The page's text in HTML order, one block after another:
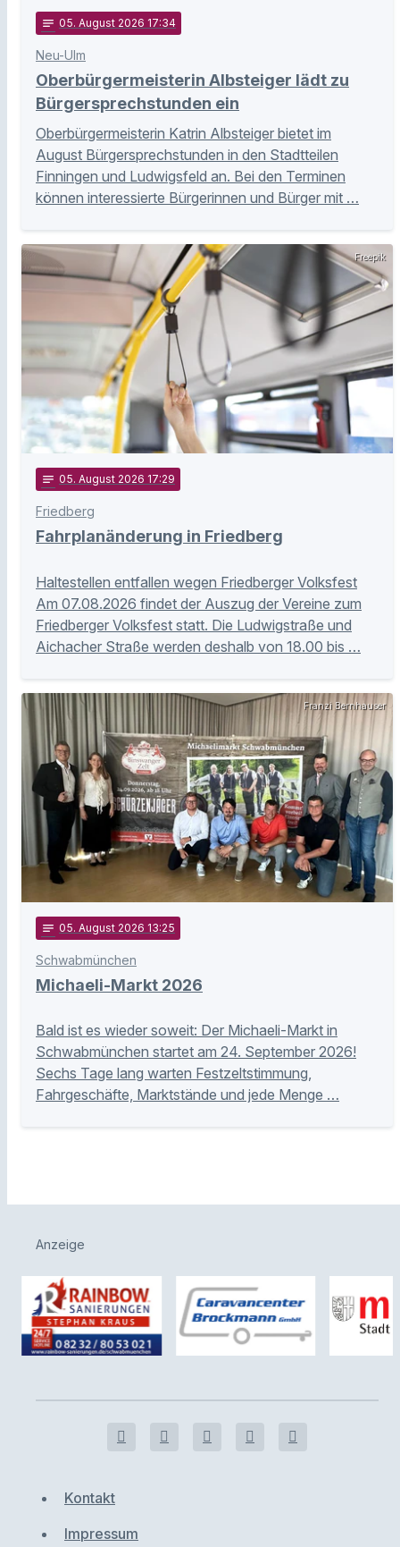
notes 05. August 2026 17:34
Neu-Ulm
Oberbürgermeisterin Albsteiger lädt zu
Bürgersprechstunden ein
Oberbürgermeisterin Katrin Albsteiger bietet im
August Bürgersprechstunden in den Stadtteilen
Finningen und Ludwigsfeld an. Bei den Terminen
können interessierte Bürgerinnen und Bürger mit …
Freepik
notes 05. August 2026 17:29
Friedberg
Fahrplanänderung in Friedberg
Haltestellen entfallen wegen Friedberger Volksfest
Am 07.08.2026 findet der Auszug der Vereine zum
Friedberger Volksfest statt. Die Ludwigstraße und
Aichacher Straße werden deshalb von 18.00 bis …
Franzi Bernhauser
notes 05. August 2026 13:25
Schwabmünchen
Michaeli-Markt 2026
Bald ist es wieder soweit: Der Michaeli-Markt in
Schwabmünchen startet am 24. September 2026!
Sechs Tage lang warten Festzeltstimmung,
Fahrgeschäfte, Marktstände und jede Menge …
Anzeige
Kontakt
Impressum